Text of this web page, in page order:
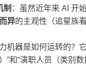
制 ：虽然近年来 AI 开
异的主观性（追星族
机器是如何运转的？
”和“演职人员（类别